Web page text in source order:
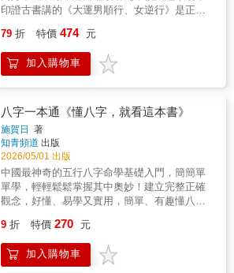
助讀者了解自己和他人。 本書特色 1.理論扎
去偽存真，深入而全面地介紹八字學的精華，
為讀者打下堅實的基礎。 2.白話圖解：八字學
涉及陰陽五行、天干地支等眾多易學知識，本
雜的理論簡化為表格，本書共彙集一百多個表
格，查表即可下結論。 4.斷語集錦：列舉了近
千條前人積累的斷語，只要基礎扎實，便可以
很快做到鐵口直斷。 5.名人案例：160個古今名
人的八字，包括當代影視名人和歷史名人，並
做出命局分析讓你的學習充滿興趣和樂趣。
印證古書講的《大運男順行、女逆行》是正確
根不離格，格不離身根」，格局為先，身根為
輔。兩者配合定其喜忌。論格局經作者多年研
究證之，有一格局有四個用神，此格是祿格，
財。祿格見比刼須取官或殺制之。祿格見官或
殺破祿，格須取印星化官殺護祿。祿格局不見
比刼卻見殺，此種組合不見印化殺可取食神傷
官制殺護祿。祿格取用在祿格篇有詳細分析，
在此只作簡述。作者發現祿格有多種用神後，
進而又發現子平法有兼向、胎元丶變易命盤、
輔弼星的推法。按：輔弼星是作者追蹤好友命
盤二十幾年才發現子平學有輔弼星論法，按輔
弼星推理在輔弼星篇有詳述運用法則。有關於
能悟出此法，要歸功於三命通會，書中有提到
「引從包承」，此項重點在於年支後一位有亥
79 折 特價 474 元
加入購物車
八字一本通《懂八字，就看這本書》
施賀日
著
知青頻道 出版
2026/05/01 出版
中國最神奇的五行八字命學基礎入門，簡簡單
單學，輕輕鬆鬆掌握其中奧妙！建立完整正確
觀念，好懂、易學又實用，簡單、有趣懂八
簡單單學，輕輕鬆鬆掌握其中奧妙！建立完整
正確觀念，好懂、易學又實用，簡單、有趣懂
八字。特別收錄2000-2021年歸藏萬年曆協助您
9 折 特價 270 元
加入購物車